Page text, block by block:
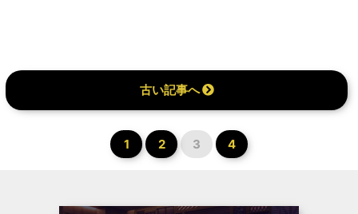
1 2 3 4
古い記事へ